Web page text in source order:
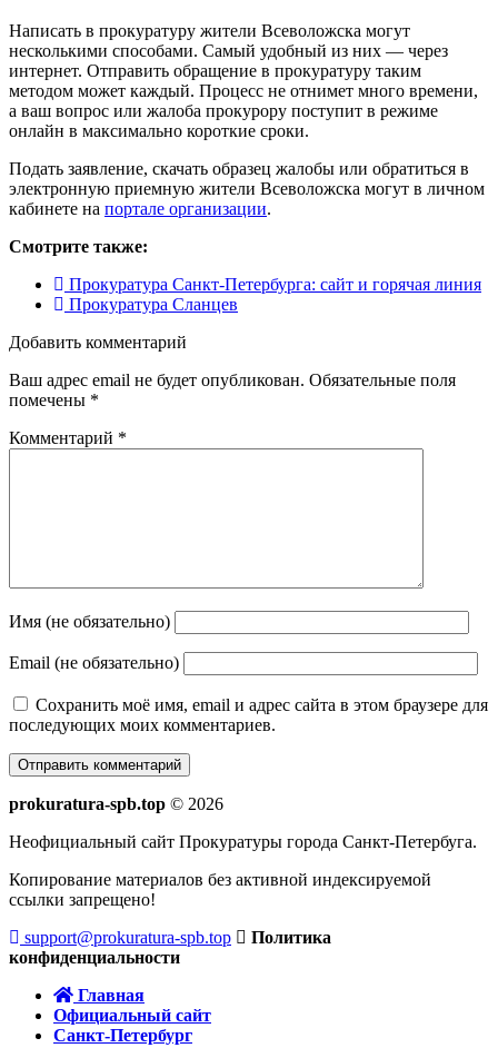
Написать в прокуратуру жители Всеволожска могут
несколькими способами. Самый удобный из них — через
интернет. Отправить обращение в прокуратуру таким
методом может каждый. Процесс не отнимет много времени,
а ваш вопрос или жалоба прокурору поступит в режиме
онлайн в максимально короткие сроки.
Подать заявление, скачать образец жалобы или обратиться в
электронную приемную жители Всеволожска могут в личном
кабинете на портале организации.
Смотрите также:
Прокуратура Санкт-Петербурга: сайт и горячая линия
Прокуратура Сланцев
Добавить комментарий
Ваш адрес email не будет опубликован. Обязательные поля
помечены *
Комментарий *
Имя (не обязательно)
Email (не обязательно)
Сохранить моё имя, email и адрес сайта в этом браузере для
последующих моих комментариев.
prokuratura-spb.top © 2026
Неофициальный сайт Прокуратуры города Санкт-Петербуга.
Копирование материалов без активной индексируемой
ссылки запрещено!
support@prokuratura-spb.top
Политика
конфиденциальности
Главная
Официальный сайт
Санкт-Петербург